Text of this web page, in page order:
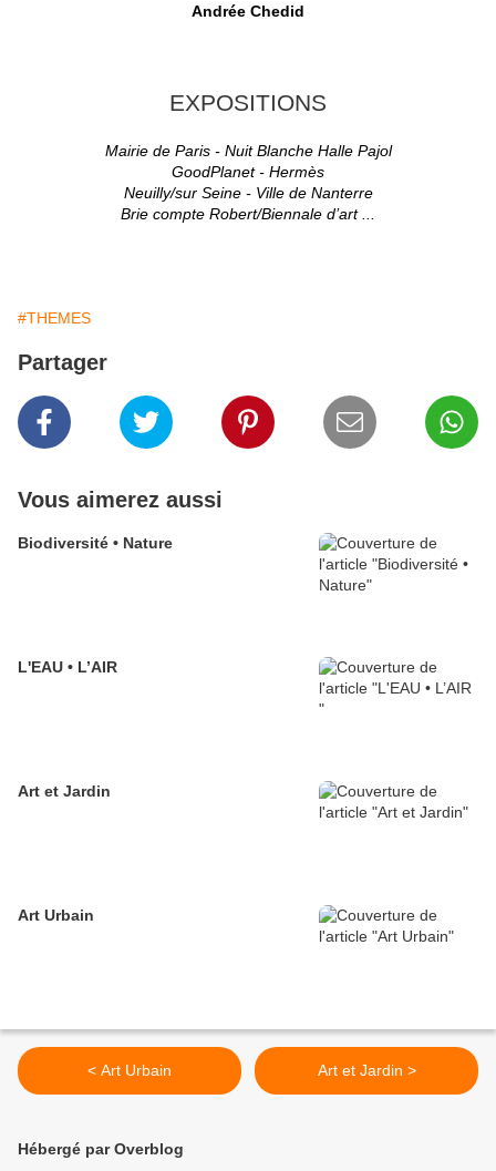
Andrée Chedid
EXPOSITIONS
Mairie de Paris - Nuit Blanche Halle Pajol
GoodPlanet - Hermès
Neuilly/sur Seine - Ville de Nanterre
Brie compte Robert/Biennale d’art ...
#THEMES
Partager
Vous aimerez aussi
Biodiversité • Nature
L'EAU • L’AIR
Art et Jardin
Art Urbain
< Art Urbain Art et Jardin >
Hébergé par Overblog